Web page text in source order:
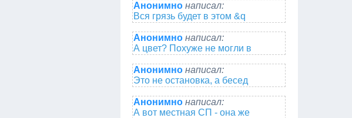
Анонимно написал:
Вся грязь будет в этом &q
Анонимно написал:
А цвет? Похуже не могли в
Анонимно написал:
Это не остановка, а бесед
Анонимно написал:
А вот местная СП - она же